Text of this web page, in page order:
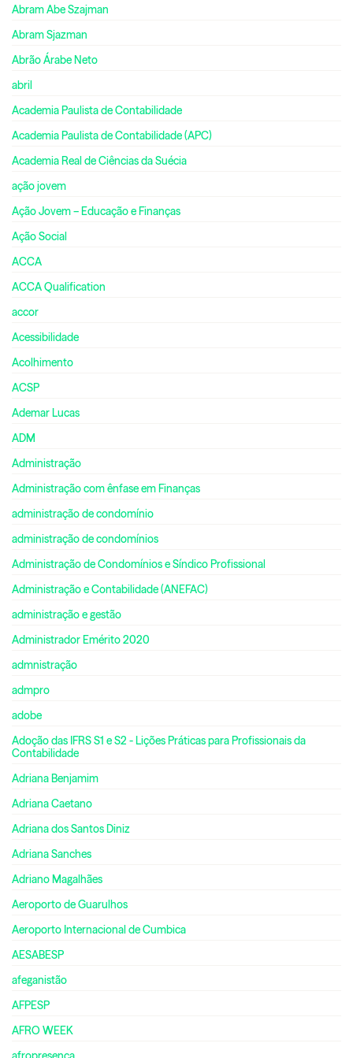
Abram Abe Szajman
Abram Sjazman
Abrão Árabe Neto
abril
Academia Paulista de Contabilidade
Academia Paulista de Contabilidade (APC)
Academia Real de Ciências da Suécia
ação jovem
Ação Jovem – Educação e Finanças
Ação Social
ACCA
ACCA Qualification
accor
Acessibilidade
Acolhimento
ACSP
Ademar Lucas
ADM
Administração
Administração com ênfase em Finanças
administração de condomínio
administração de condomínios
Administração de Condomínios e Síndico Profissional
Administração e Contabilidade (ANEFAC)
administração e gestão
Administrador Emérito 2020
admnistração
admpro
adobe
Adoção das IFRS S1 e S2 - Lições Práticas para Profissionais da
Contabilidade
Adriana Benjamim
Adriana Caetano
Adriana dos Santos Diniz
Adriana Sanches
Adriano Magalhães
Aeroporto de Guarulhos
Aeroporto Internacional de Cumbica
AESABESP
afeganistão
AFPESP
AFRO WEEK